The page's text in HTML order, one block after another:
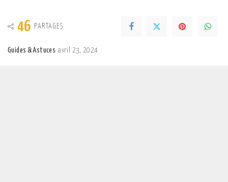
46 PARTAGES
Guides & Astuces avril 23, 2024